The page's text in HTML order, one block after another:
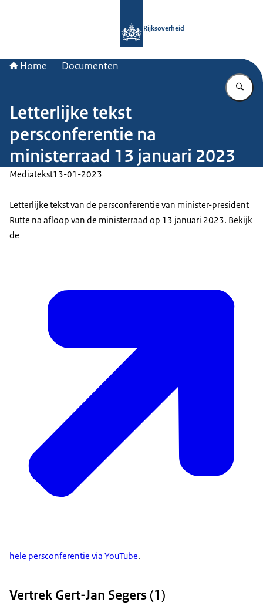
Rijksoverheid
Home Documenten
Letterlijke tekst
persconferentie na
ministerraad 13 januari 2023
Mediatekst13-01-2023
Letterlijke tekst van de persconferentie van minister-president
Rutte na afloop van de ministerraad op 13 januari 2023. Bekijk
de
hele persconferentie via YouTube.
Vertrek Gert-Jan Segers (1)